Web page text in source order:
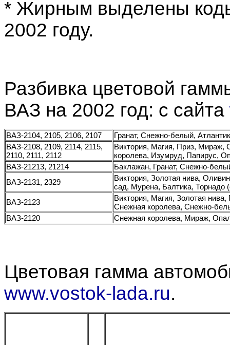
* Жирным выделены
2002 году.
Разбивка цветовой
ВАЗ на 2002 год: c сайта
ВАЗ-2104, 2105, 2106, 2107
Гранат, Снежно-белый,
ВАЗ-2108, 2109, 2114, 2115,
2110, 2111, 2112
Виктория, Магия, Приз, Мираж,
королева, Изумруд, Папирус,
ВАЗ-21213, 21214
Баклажан, Гранат, Снежно-
ВАЗ-2131, 2329
Виктория, Золотая нива,
сад, Мурена, Балтика, Торнадо
ВАЗ-2123
Виктория, Магия, Золотая
Снежная королева, Снежно-
ВАЗ-2120
Снежная королева, Мираж,
Цветовая гамма
www.vostok-lada.ru.